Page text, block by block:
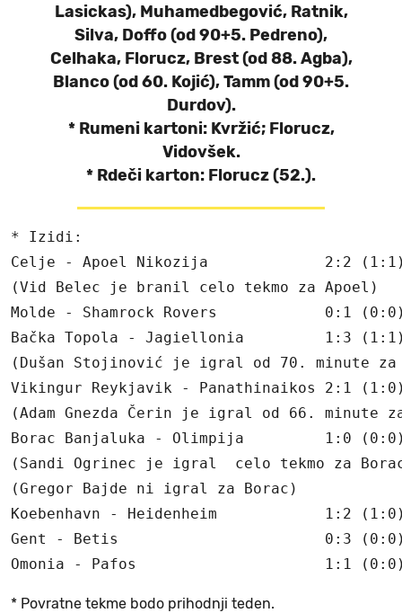
Lasickas), Muhamedbegović, Ratnik,
Silva, Doffo (od 90+5. Pedreno),
Celhaka, Florucz, Brest (od 88. Agba),
Blanco (od 60. Kojić), Tamm (od 90+5.
Durdov).
* Rumeni kartoni: Kvržić; Florucz,
Vidovšek.
* Rdeči karton: Florucz (52.).
* Izidi:
Celje - Apoel Nikozija             2:2
(Vid Belec je branil celo tekmo za Apoel)
Molde - Shamrock Rovers            0:1
Bačka Topola - Jagiellonia         1:3
(Dušan Stojinović je igral od 70. minute
Vikingur Reykjavik - Panathinaikos 2:1
(Adam Gnezda Čerin je igral od 66. minute
Borac Banjaluka - Olimpija         1:0
(Sandi Ogrinec je igral  celo tekmo za
(Gregor Bajde ni igral za Borac)
Koebenhavn - Heidenheim            1:2
Gent - Betis                       0:3
* Povratne tekme bodo prihodnji teden.